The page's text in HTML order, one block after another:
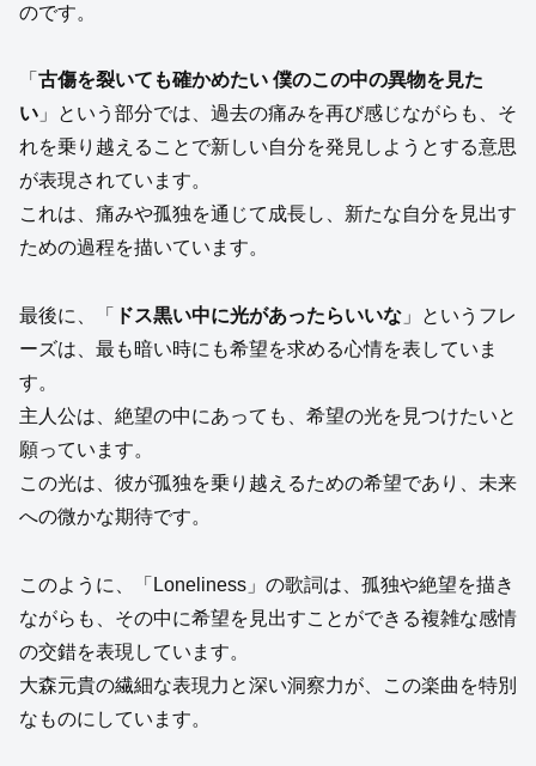
のです。
「 古傷を裂いても確かめたい 僕のこの中の異物を見た
い 」という部分では、過去の痛みを再び感じながらも、そ
れを乗り越えることで新しい自分を発見しようとする意思
が表現されています。
これは、痛みや孤独を通じて成長し、新たな自分を見出す
ための過程を描いています。
最後に、「 ドス黒い中に光があったらいいな 」というフレ
ーズは、最も暗い時にも希望を求める心情を表していま
す。
主人公は、絶望の中にあっても、希望の光を見つけたいと
願っています。
この光は、彼が孤独を乗り越えるための希望であり、未来
への微かな期待です。
このように、「Loneliness」の歌詞は、孤独や絶望を描き
ながらも、その中に希望を見出すことができる複雑な感情
の交錯を表現しています。
大森元貴の繊細な表現力と深い洞察力が、この楽曲を特別
なものにしています。